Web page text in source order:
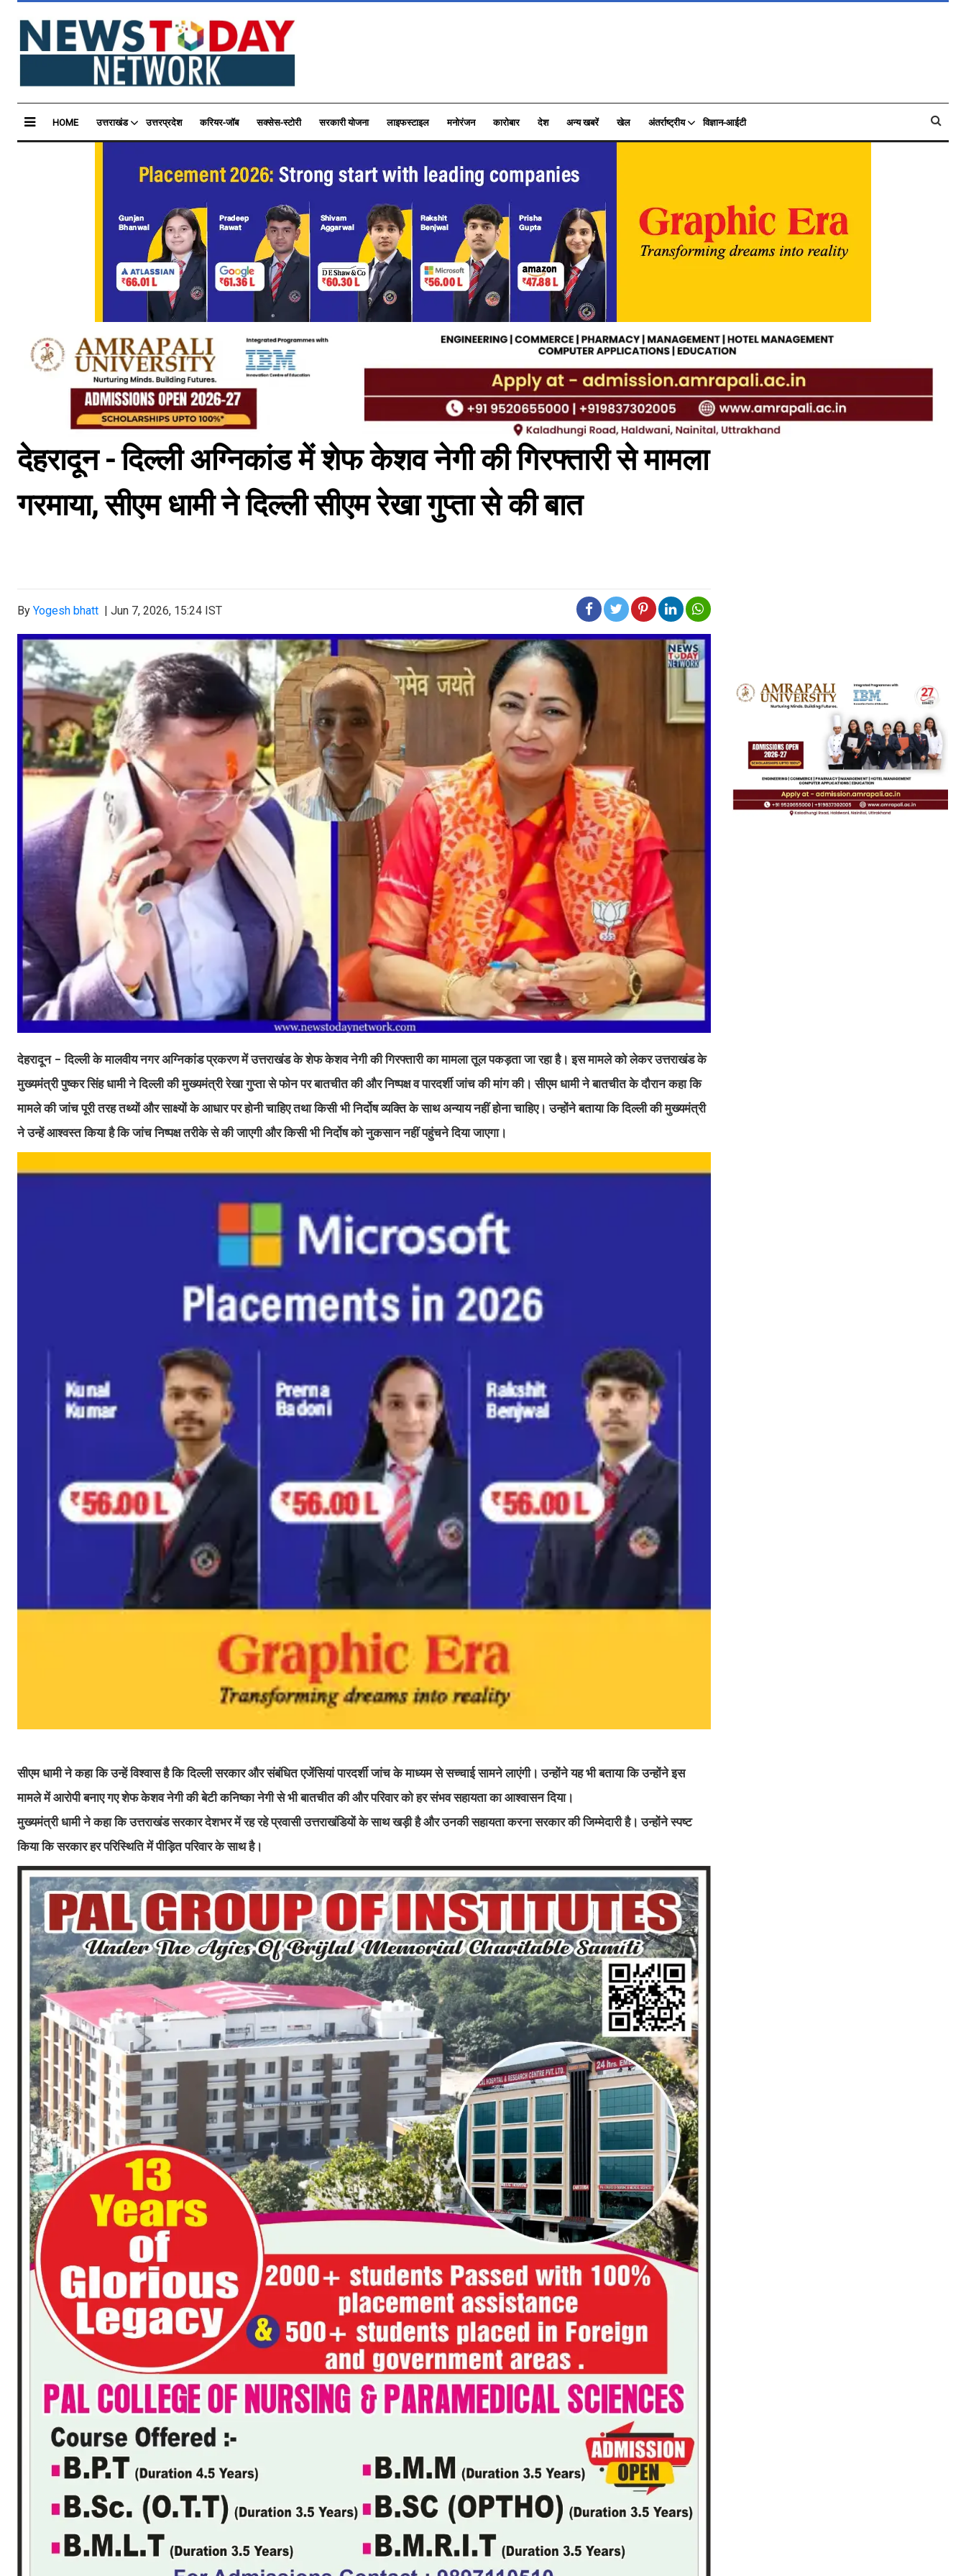
HOME उत्तराखंड उत्तरप्रदेश करियर-जॉब सक्सेस-स्टोरी सरकारी योजना लाइफस्टाइल मनोरंजन कारोबार देश अन्य खबरें खेल अंतर्राष्ट्रीय विज्ञान-आईटी
देहरादून - दिल्ली अग्निकांड में शेफ केशव नेगी की गिरफ्तारी से मामला
गरमाया, सीएम धामी ने दिल्ली सीएम रेखा गुप्ता से की बात
By Yogesh bhatt | Jun 7, 2026, 15:24 IST
देहरादून - दिल्ली के मालवीय नगर अग्निकांड प्रकरण में उत्तराखंड के शेफ केशव नेगी की गिरफ्तारी का मामला तूल पकड़ता जा रहा है। इस मामले को लेकर उत्तराखंड के
मुख्यमंत्री पुष्कर सिंह धामी ने दिल्ली की मुख्यमंत्री रेखा गुप्ता से फोन पर बातचीत की और निष्पक्ष व पारदर्शी जांच की मांग की। सीएम धामी ने बातचीत के दौरान कहा कि
मामले की जांच पूरी तरह तथ्यों और साक्ष्यों के आधार पर होनी चाहिए तथा किसी भी निर्दोष व्यक्ति के साथ अन्याय नहीं होना चाहिए। उन्होंने बताया कि दिल्ली की मुख्यमंत्री
ने उन्हें आश्वस्त किया है कि जांच निष्पक्ष तरीके से की जाएगी और किसी भी निर्दोष को नुकसान नहीं पहुंचने दिया जाएगा।
सीएम धामी ने कहा कि उन्हें विश्वास है कि दिल्ली सरकार और संबंधित एजेंसियां पारदर्शी जांच के माध्यम से सच्चाई सामने लाएंगी। उन्होंने यह भी बताया कि उन्होंने इस
मामले में आरोपी बनाए गए शेफ केशव नेगी की बेटी कनिष्का नेगी से भी बातचीत की और परिवार को हर संभव सहायता का आश्वासन दिया।
मुख्यमंत्री धामी ने कहा कि उत्तराखंड सरकार देशभर में रह रहे प्रवासी उत्तराखंडियों के साथ खड़ी है और उनकी सहायता करना सरकार की जिम्मेदारी है। उन्होंने स्पष्ट
किया कि सरकार हर परिस्थिति में पीड़ित परिवार के साथ है।